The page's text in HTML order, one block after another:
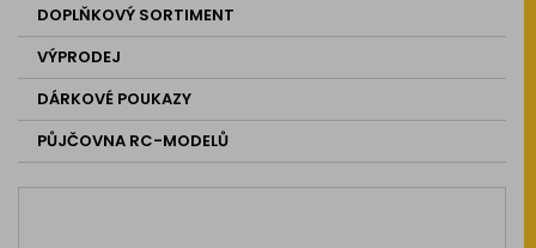
DOPLŇKOVÝ SORTIMENT
VÝPRODEJ
DÁRKOVÉ POUKAZY
PŮJČOVNA RC-MODELŮ